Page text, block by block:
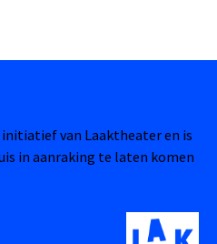
initiatief van Laaktheater en is
in aanraking te laten komen